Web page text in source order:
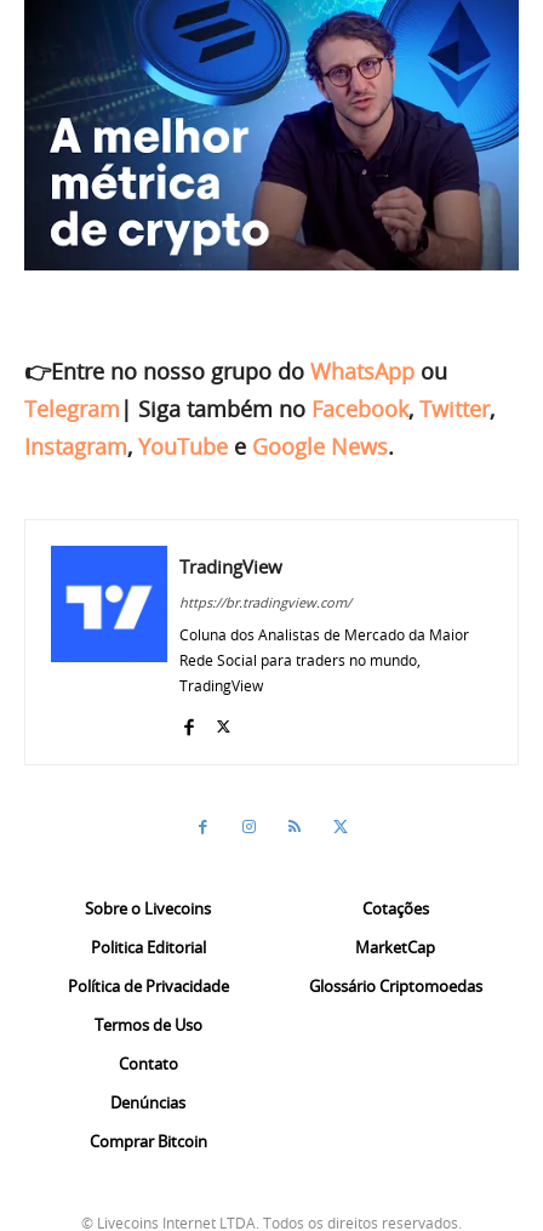
👉Entre no nosso grupo do WhatsApp ou
Telegram | Siga também no Facebook, Twitter,
Instagram, YouTube e Google News.
TradingView
https://br.tradingview.com/
Coluna dos Analistas de Mercado da Maior
Rede Social para traders no mundo,
TradingView
Sobre o Livecoins
Politica Editorial
Política de Privacidade
Termos de Uso
Contato
Denúncias
Comprar Bitcoin
Cotações
MarketCap
Glossário Criptomoedas
© Livecoins Internet LTDA. Todos os direitos reservados.